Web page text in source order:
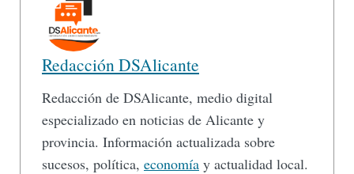
Redacción DSAlicante
Redacción de DSAlicante, medio digital
especializado en noticias de Alicante y
provincia. Información actualizada sobre
sucesos, política, economía y actualidad local.